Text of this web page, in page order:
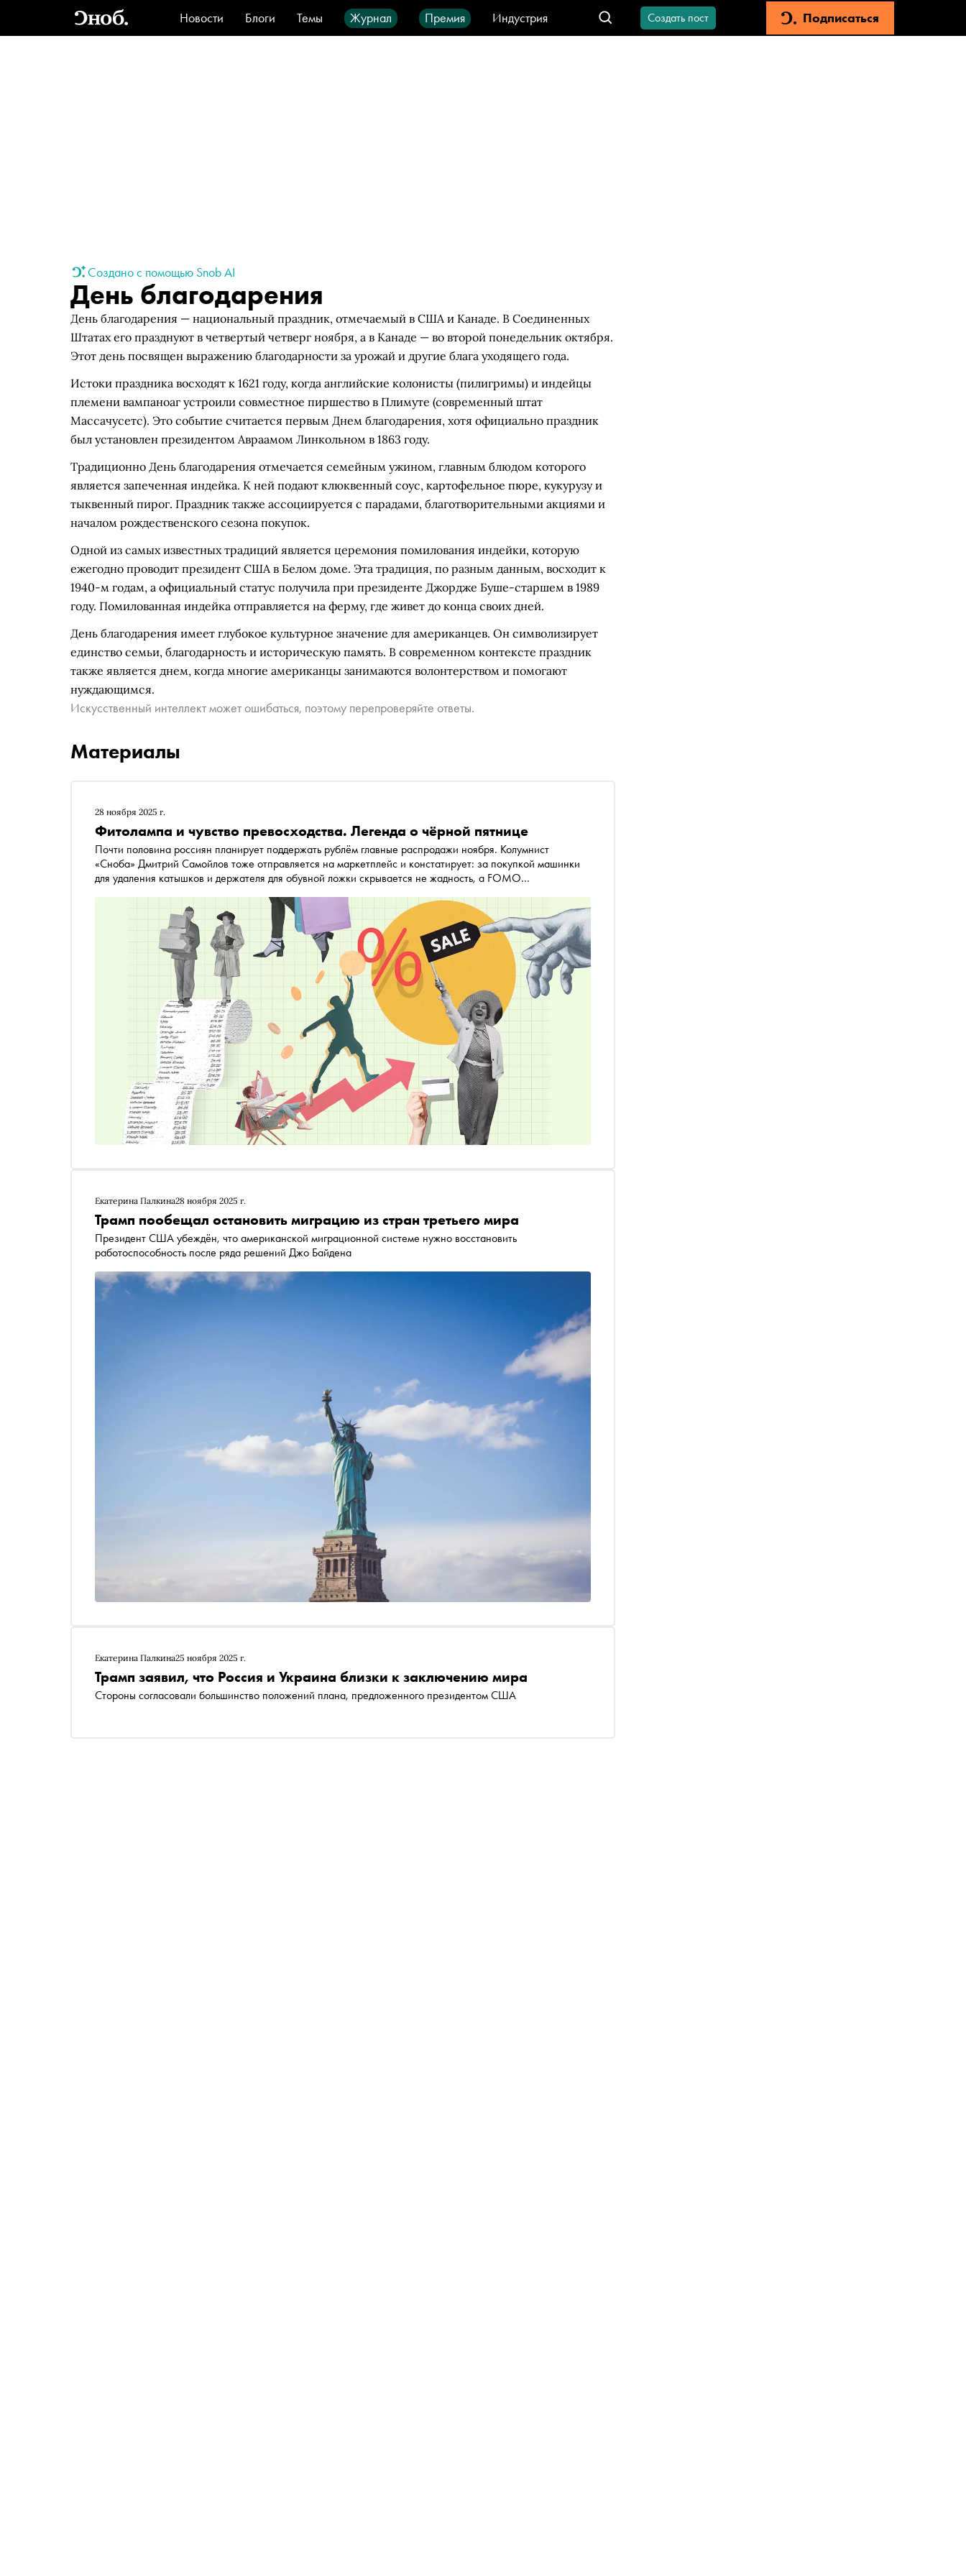
Новости Блоги Темы Журнал Премия
Индустрия
Стиль
Видео Город IT-продукты
Создать пост Подписаться
Создано с помощью Snob AI
День благодарения
День благодарения — национальный праздник, отмечаемый в США и Канаде. В Соединенных
Штатах его празднуют в четвертый четверг ноября, а в Канаде — во второй понедельник октября.
Этот день посвящен выражению благодарности за урожай и другие блага уходящего года.
Истоки праздника восходят к 1621 году, когда английские колонисты (пилигримы) и индейцы
племени вампаноаг устроили совместное пиршество в Плимуте (современный штат
Массачусетс). Это событие считается первым Днем благодарения, хотя официально праздник
был установлен президентом Авраамом Линкольном в 1863 году.
Традиционно День благодарения отмечается семейным ужином, главным блюдом которого
является запеченная индейка. К ней подают клюквенный соус, картофельное пюре, кукурузу и
тыквенный пирог. Праздник также ассоциируется с парадами, благотворительными акциями и
началом рождественского сезона покупок.
Одной из самых известных традиций является церемония помилования индейки, которую
ежегодно проводит президент США в Белом доме. Эта традиция, по разным данным, восходит к
1940-м годам, а официальный статус получила при президенте Джордже Буше-старшем в 1989
году. Помилованная индейка отправляется на ферму, где живет до конца своих дней.
День благодарения имеет глубокое культурное значение для американцев. Он символизирует
единство семьи, благодарность и историческую память. В современном контексте праздник
также является днем, когда многие американцы занимаются волонтерством и помогают
нуждающимся.
Искусственный интеллект может ошибаться, поэтому перепроверяйте ответы.
Материалы
28 ноября 2025 г.
Фитолампа и чувство превосходства. Легенда о чёрной пятнице
Почти половина россиян планирует поддержать рублём главные распродажи ноября. Колумнист
«Сноба» Дмитрий Самойлов тоже отправляется на маркетплейс и констатирует: за покупкой машинки
для удаления катышков и держателя для обувной ложки скрывается не жадность, а FOMO
Екатерина Палкина28 ноября 2025 г.
Трамп пообещал остановить миграцию из стран третьего мира
Президент США убеждён, что американской миграционной системе нужно восстановить
работоспособность после ряда решений Джо Байдена
Екатерина Палкина25 ноября 2025 г.
Трамп заявил, что Россия и Украина близки к заключению мира
Стороны согласовали большинство положений плана, предложенного президентом США